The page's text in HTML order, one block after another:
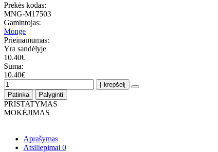
Prekės kodas:
MNG-M17503
Gamintojas:
Monge
Prieinamumas:
Yra sandėlyje
10.40€
Suma:
10.40€
Į krepšelį
Patinka
Palyginti
PRISTATYMAS
MOKĖJIMAS
Aprašymas
Atsiliepimai 0